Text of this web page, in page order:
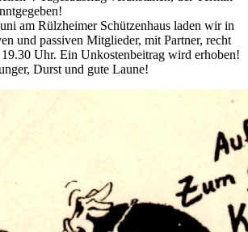
am Rülzheimer Schützenhaus laden wir in
und passiven Mitglieder, mit Partner, recht
Uhr. Ein Unkostenbeitrag wird erhoben!
Durst und gute Laune!